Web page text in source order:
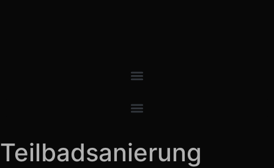
Teilbadsanierung